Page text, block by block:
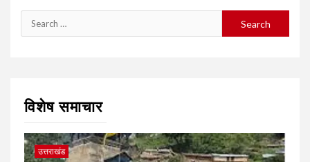
Search
for:
विशेष समाचार
उत्तराखंड